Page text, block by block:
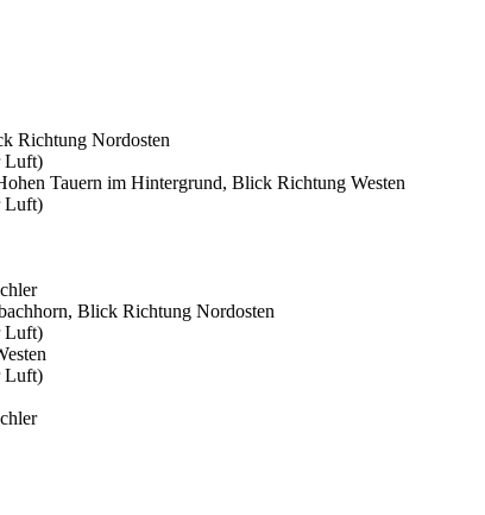
Richtung Nordosten
Luft)
Tauern im Hintergrund, Blick Richtung Westen
Luft)
Blick Richtung Nordosten
Luft)
Luft)